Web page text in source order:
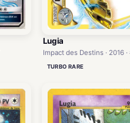
Lugia
Impact des Destins · 2016 ·
TURBO RARE